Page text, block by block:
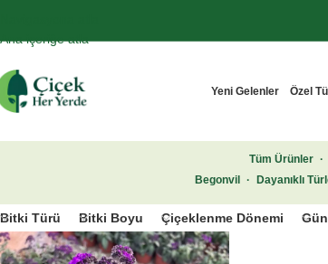
Ana içeriğe atla
Yeni Gelenler Özel
Tüm Ürünler ·
Begonvil
· Dayanıklı
Bitki Türü Bitki Boyu Çiçeklenme Dönemi